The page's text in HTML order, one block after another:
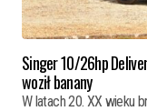
Singer 10/26hp
woził banany
W latach 20. XX wieku